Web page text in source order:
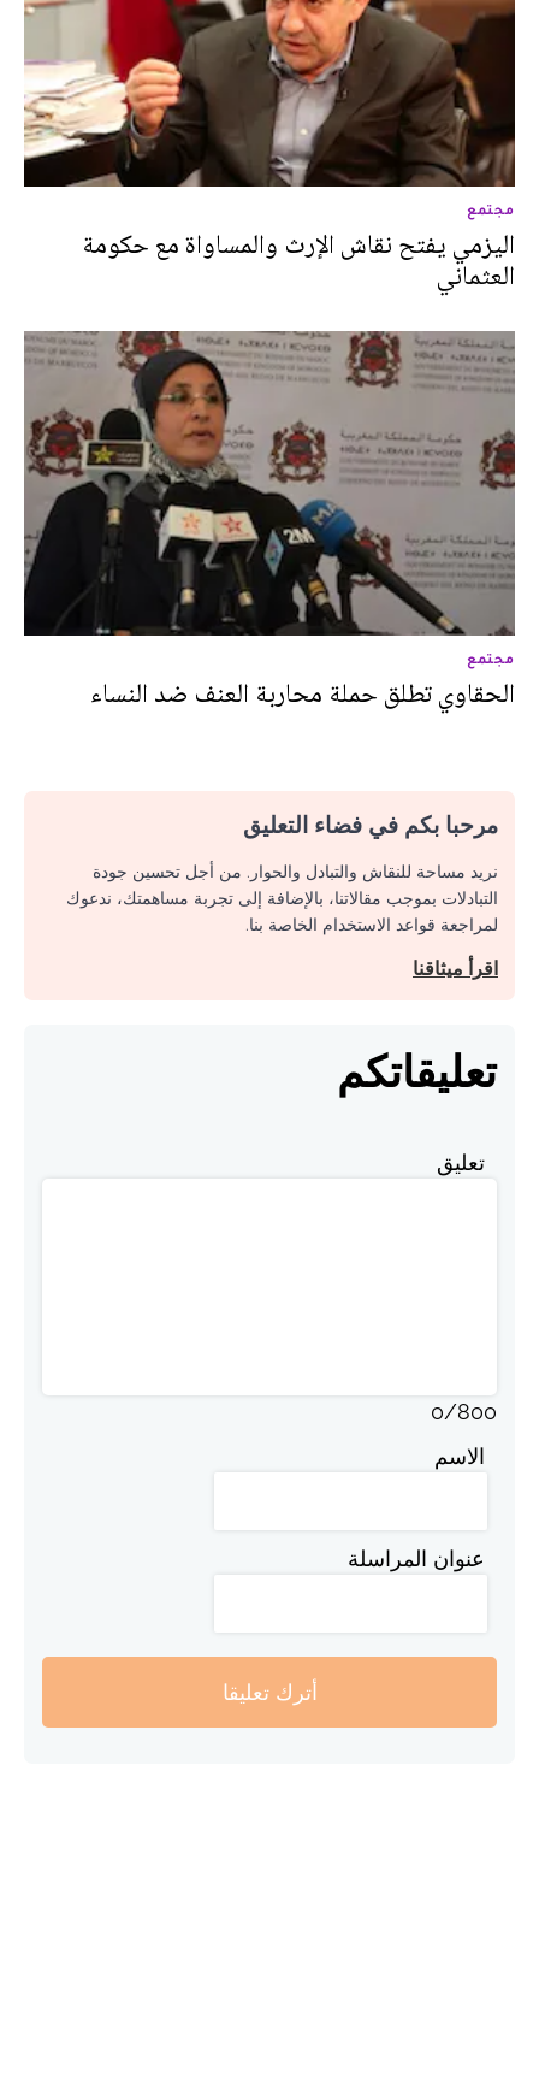
مجتمع
اليزمي يفتح نقاش الإرث والمساواة مع حكومة
العثماني
مجتمع
الحقاوي تطلق حملة محاربة العنف ضد النساء
مرحبا بكم في فضاء التعليق
نريد مساحة للنقاش والتبادل والحوار. من أجل تحسين جودة
التبادلات بموجب مقالاتنا، بالإضافة إلى تجربة مساهمتك، ندعوك
لمراجعة قواعد الاستخدام الخاصة بنا.
اقرأ ميثاقنا
تعليقاتكم
تعليق
0/800
الاسم
عنوان المراسلة
أترك تعليقا